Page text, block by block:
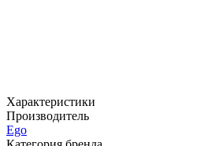
Характеристики
Производитель
Ego